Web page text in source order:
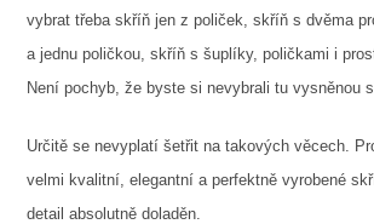
vybrat třeba skříň jen z poliček, skříň s dvěma
a jednu poličkou, skříň s šuplíky, poličkami i
Není pochyb, že byste si nevybrali tu vysněnou
Určitě se nevyplatí šetřit na takových věcech.
velmi kvalitní, elegantní a perfektně vyrobené
detail absolutně doladěn.